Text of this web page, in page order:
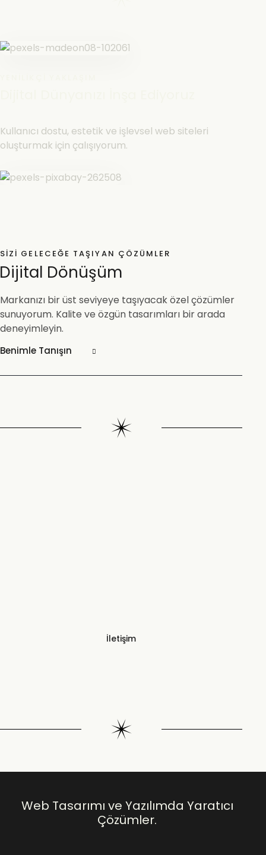
Kullanıcı dostu, estetik ve işlevsel web siteleri
oluşturmak için çalışıyorum.
SIZI GELECEĞE TAŞIYAN ÇÖZÜMLER
Dijital Dönüşüm
Markanızı bir üst seviyeye taşıyacak özel çözümler
sunuyorum. Kalite ve özgün tasarımları bir arada
deneyimleyin.
Benimle Tanışın
İletişim
Web Tasarımı ve Yazılımda Yaratıcı
Çözümler.